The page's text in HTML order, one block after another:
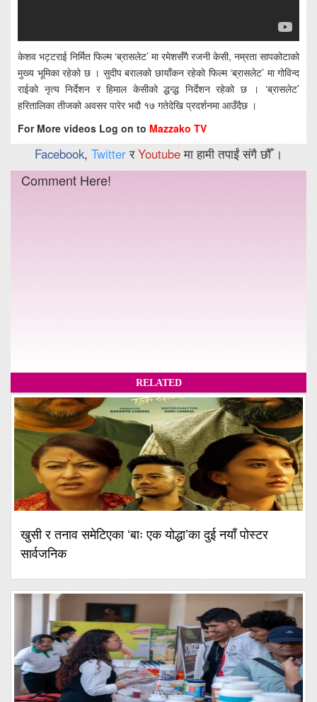
केशव भट्टराई निर्मित फिल्म ‘ब्रासलेट’ मा रमेशसँगै रजनी केसी, नम्रता सापकोटाको
मुख्य भूमिका रहेको छ । सुदीप बरालको छायाँकन रहेको फिल्म ‘ब्रासलेट’ मा गोविन्द
राईको नृत्य निर्देशन र हिमाल केसीको द्धन्द्ध निर्देशन रहेको छ । ‘ब्रासलेट’
हरितालिका तीजको अवसर पारेर भदौ १७ गतेदेखि प्रदर्शनमा आउँदैछ ।
For More videos Log on to Mazzako TV
Facebook, TwitterरYoutubeमा हामी तपाईं संगै छौँ ।
Comment Here!
RELATED
खुसी र तनाव समेटिएका ‘बाः एक योद्धा’का दुई नयाँ पोस्टर
सार्वजनिक